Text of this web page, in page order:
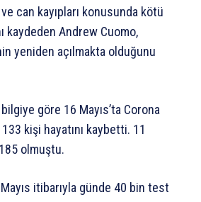
can kayıpları konusunda kötü
kaydeden Andrew Cuomo,
yeniden açılmakta olduğunu
göre 16 Mayıs’ta Corona
kişi hayatını kaybetti. 11
olmuştu.
itibarıyla günde 40 bin test